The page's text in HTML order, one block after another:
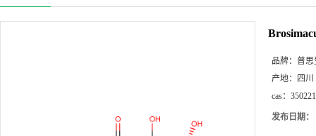
品牌： 普思
产地：
四川
cas：
发布日期：